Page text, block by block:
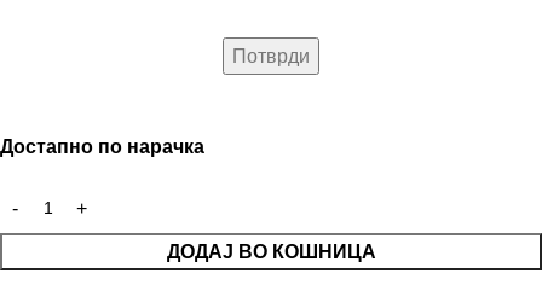
Достапно по нарачка
ДОДАЈ ВО КОШНИЦА